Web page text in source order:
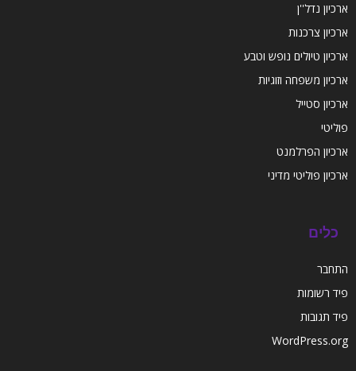
ארכיון נדל''ן
ארכיון צרכנות
ארכיון טיולים נופש וטבע
ארכיון משפחה וזוגיות
ארכיון סטייל
פוליטי
ארכיון הפרלמנט
ארכיון פוליטי מדיני
כלים
התחבר
פיד רשומות
פיד תגובות
WordPress.org